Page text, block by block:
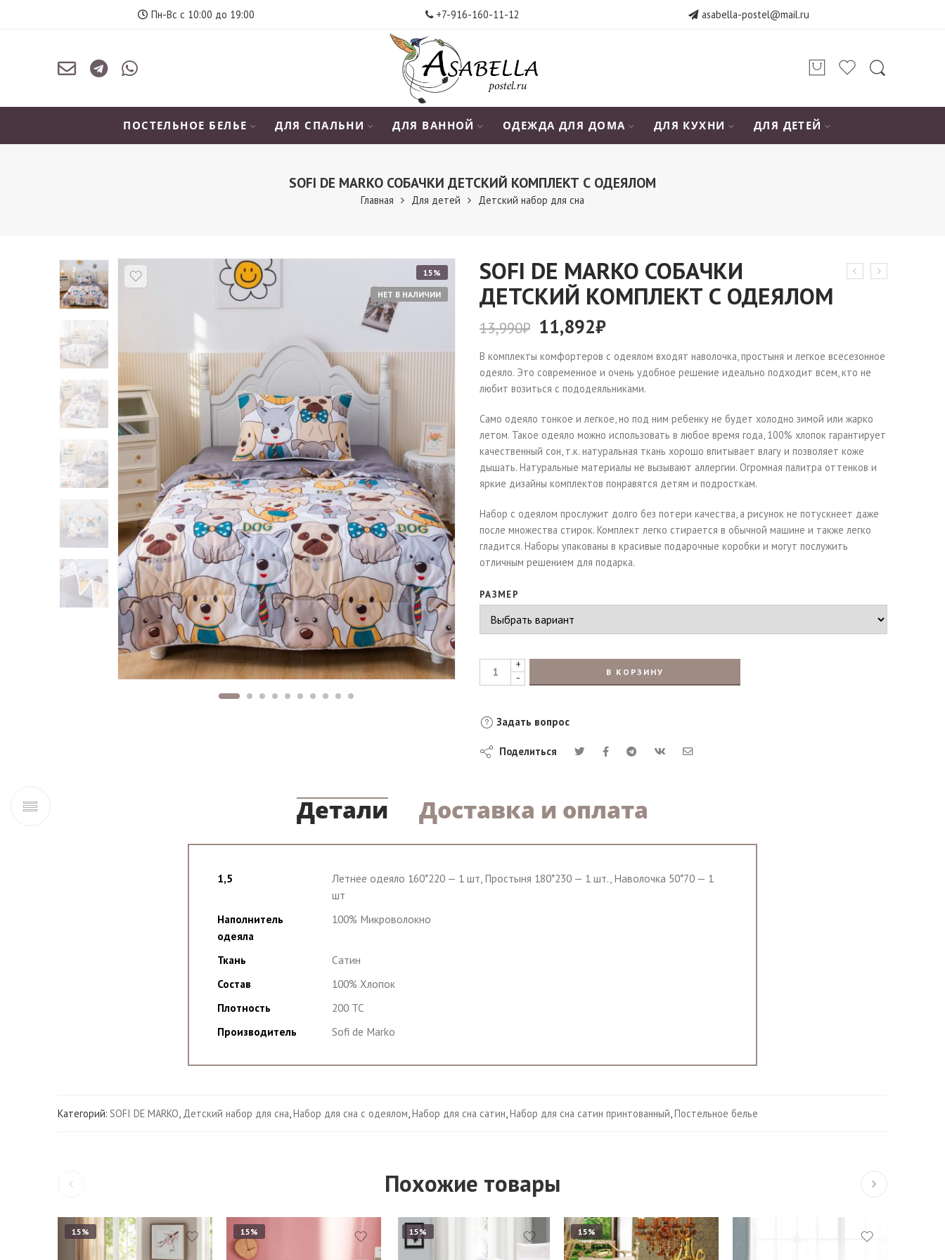
Пн-Вс с 10:00 до 19:00 +7-916-160-11-12 asabella-postel@mail.ru
ПОСТЕЛЬНОЕ БЕЛЬЕ ДЛЯ СПАЛЬНИ ДЛЯ ВАННОЙ ОДЕЖДА ДЛЯ ДОМА ДЛЯ КУХНИ ДЛЯ ДЕТЕЙ
SOFI DE MARKO СОБАЧКИ ДЕТСКИЙ КОМПЛЕКТ С ОДЕЯЛОМ
Главная Для детей Детский набор для сна
15%
НЕТ В НАЛИЧИИ
SOFI DE MARKO СОБАЧКИ
ДЕТСКИЙ КОМПЛЕКТ С ОДЕЯЛОМ
13,990₽ 11,892₽
В комплекты комфортеров с одеялом входят наволочка, простыня и легкое всесезонное
одеяло. Это современное и очень удобное решение идеально подходит всем, кто не
любит возиться с пододеяльниками.
Само одеяло тонкое и легкое, но под ним ребенку не будет холодно зимой или жарко
летом. Такое одеяло можно использовать в любое время года, 100% хлопок гарантирует
качественный сон, т.к. натуральная ткань хорошо впитывает влагу и позволяет коже
дышать. Натуральные материалы не вызывают аллергии. Огромная палитра оттенков и
яркие дизайны комплектов понравятся детям и подросткам.
Набор с одеялом прослужит долго без потери качества, а рисунок не потускнеет даже
после множества стирок. Комплект легко стирается в обычной машине и также легко
гладится. Наборы упакованы в красивые подарочные коробки и могут послужить
отличным решением для подарка.
РАЗМЕР
+
-
В КОРЗИНУ
Задать вопрос
Поделиться
Детали Доставка и оплата
1,5
Летнее одеяло 160*220 — 1 шт, Простыня 180*230 — 1 шт., Наволочка 50*70 — 1
шт
Наполнитель
одеяла
100% Микроволокно
Ткань
Сатин
Состав
100% Хлопок
Плотность
200 TC
Производитель
Sofi de Marko
Категорий: SOFI DE MARKO, Детский набор для сна,Набор для сна с одеялом,Набор для сна сатин,Набор для сна сатин принтованный,Постельное белье
Похожие товары
15% 15% 15% 15%